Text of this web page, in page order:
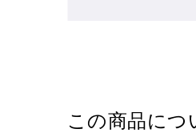
この商品につ